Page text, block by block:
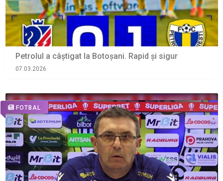
Petrolul a câștigat la Botoșani. Rapid și sigur
07.03.2026
FOTBAL